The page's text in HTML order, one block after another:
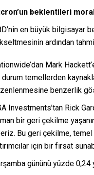
beklentileri
en büyük bilgisayar
ardından
Mark
durum temellerden
benzerlik
Investments’tan Rick
bir geri çekilme
Bu geri çekilme,
için bir fırsat
gününü yüzde